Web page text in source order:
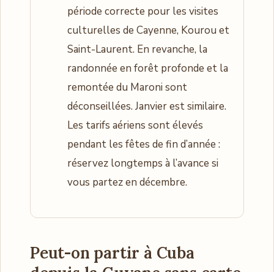
période correcte pour les visites
culturelles de Cayenne, Kourou et
Saint-Laurent. En revanche, la
randonnée en forêt profonde et la
remontée du Maroni sont
déconseillées. Janvier est similaire.
Les tarifs aériens sont élevés
pendant les fêtes de fin d’année :
réservez longtemps à l’avance si
vous partez en décembre.
Peut-on partir à Cuba